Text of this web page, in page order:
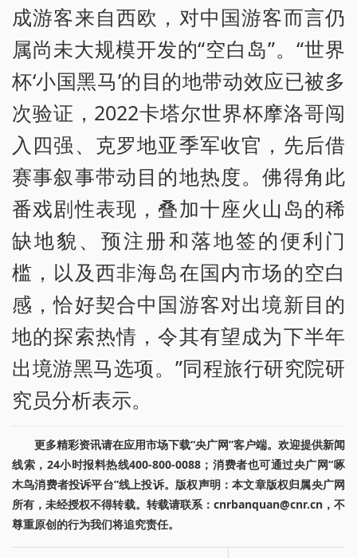
成游客来自西欧，对中国游客而言仍
属尚未大规模开发的“空白岛”。“世界
杯‘小国黑马’的目的地带动效应已被多
次验证，2022卡塔尔世界杯摩洛哥闯
入四强、克罗地亚季军收官，先后借
赛事叙事带动目的地热度。佛得角此
番戏剧性表现，叠加十座火山岛的稀
缺地貌、预注册和落地签的便利门
槛，以及西非海岛在国内市场的空白
感，恰好契合中国游客对出境新目的
地的探索热情，令其有望成为下半年
出境游黑马选项。”同程旅行研究院研
究员分析表示。
更多精彩资讯请在应用市场下载“央广网”客户端。欢迎提供新闻
线索，24小时报料热线400-800-0088；消费者也可通过央广网“啄
木鸟消费者投诉平台”线上投诉。版权声明：本文章版权归属央广网
所有，未经授权不得转载。转载请联系：cnrbanquan@cnr.cn，不
尊重原创的行为我们将追究责任。